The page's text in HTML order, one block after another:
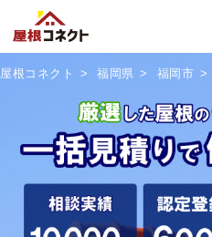
屋根コネクト 福岡県 福岡市